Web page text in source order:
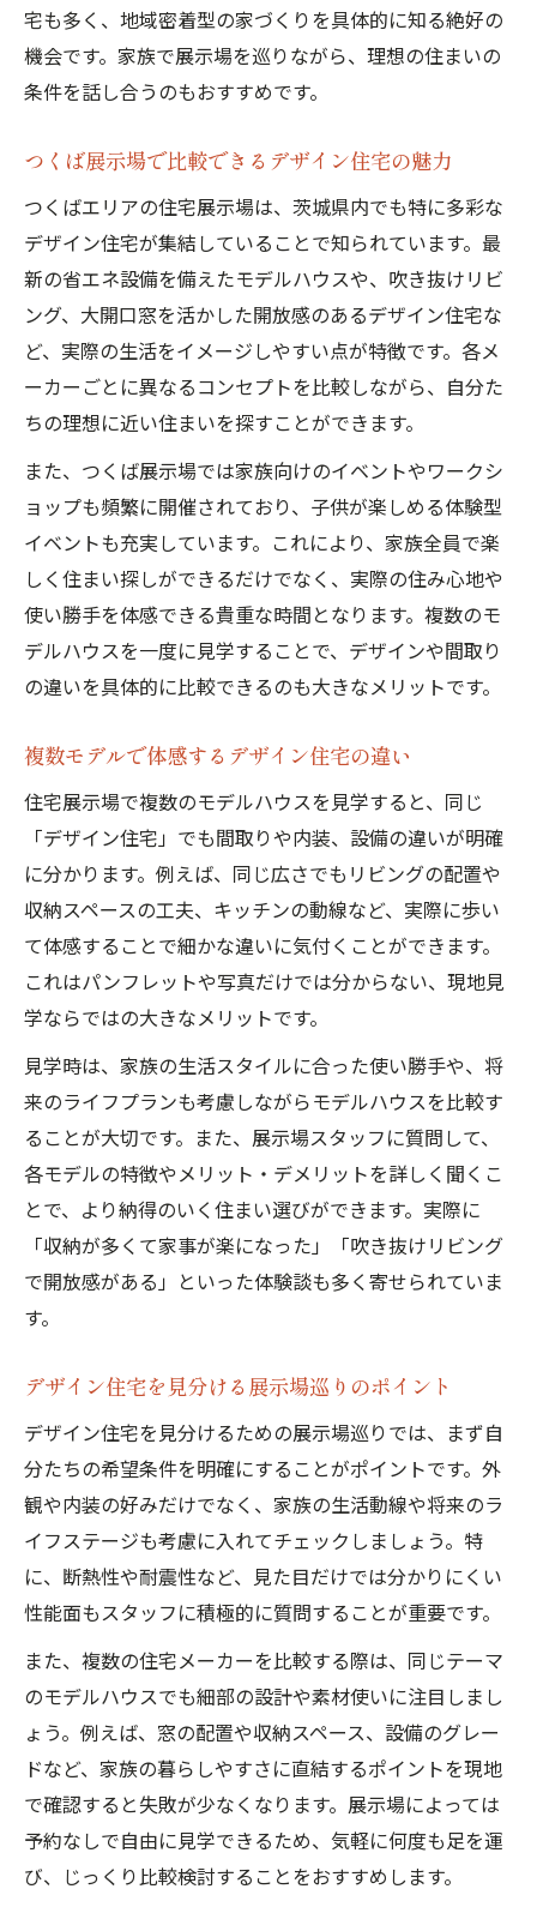
宅も多く、地域密着型の家づくりを具体的に知る絶好の
機会です。家族で展示場を巡りながら、理想の住まいの
条件を話し合うのもおすすめです。
つくば展示場で比較できるデザイン住宅の魅力
つくばエリアの住宅展示場は、茨城県内でも特に多彩な
デザイン住宅が集結していることで知られています。最
新の省エネ設備を備えたモデルハウスや、吹き抜けリビ
ング、大開口窓を活かした開放感のあるデザイン住宅な
ど、実際の生活をイメージしやすい点が特徴です。各メ
ーカーごとに異なるコンセプトを比較しながら、自分た
ちの理想に近い住まいを探すことができます。
また、つくば展示場では家族向けのイベントやワークシ
ョップも頻繁に開催されており、子供が楽しめる体験型
イベントも充実しています。これにより、家族全員で楽
しく住まい探しができるだけでなく、実際の住み心地や
使い勝手を体感できる貴重な時間となります。複数のモ
デルハウスを一度に見学することで、デザインや間取り
の違いを具体的に比較できるのも大きなメリットです。
複数モデルで体感するデザイン住宅の違い
住宅展示場で複数のモデルハウスを見学すると、同じ
「デザイン住宅」でも間取りや内装、設備の違いが明確
に分かります。例えば、同じ広さでもリビングの配置や
収納スペースの工夫、キッチンの動線など、実際に歩い
て体感することで細かな違いに気付くことができます。
これはパンフレットや写真だけでは分からない、現地見
学ならではの大きなメリットです。
見学時は、家族の生活スタイルに合った使い勝手や、将
来のライフプランも考慮しながらモデルハウスを比較す
ることが大切です。また、展示場スタッフに質問して、
各モデルの特徴やメリット・デメリットを詳しく聞くこ
とで、より納得のいく住まい選びができます。実際に
「収納が多くて家事が楽になった」「吹き抜けリビング
で開放感がある」といった体験談も多く寄せられていま
す。
デザイン住宅を見分ける展示場巡りのポイント
デザイン住宅を見分けるための展示場巡りでは、まず自
分たちの希望条件を明確にすることがポイントです。外
観や内装の好みだけでなく、家族の生活動線や将来のラ
イフステージも考慮に入れてチェックしましょう。特
に、断熱性や耐震性など、見た目だけでは分かりにくい
性能面もスタッフに積極的に質問することが重要です。
また、複数の住宅メーカーを比較する際は、同じテーマ
のモデルハウスでも細部の設計や素材使いに注目しまし
ょう。例えば、窓の配置や収納スペース、設備のグレー
ドなど、家族の暮らしやすさに直結するポイントを現地
で確認すると失敗が少なくなります。展示場によっては
予約なしで自由に見学できるため、気軽に何度も足を運
び、じっくり比較検討することをおすすめします。